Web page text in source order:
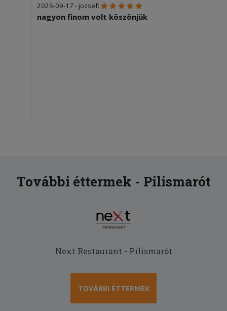
2025-09-17 - jozsef:
nagyon finom volt köszönjük
További éttermek - Pilismarót
Next Restaurant - Pilismarót
TOVÁBBI ÉTTERMEK